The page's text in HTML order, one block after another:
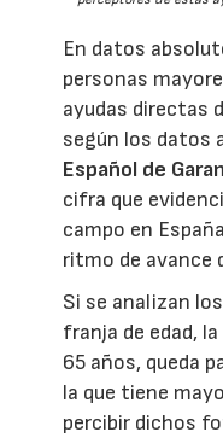
En datos
personas
ayudas directas
según los datos
Español de
cifra que
campo en
ritmo de avance
Si se analizan
franja de edad,
65 años, queda
la que tiene
percibir dichos